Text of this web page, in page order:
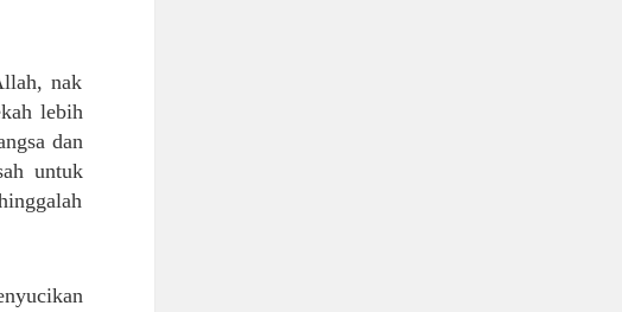
nak
lebih
dan
untuk